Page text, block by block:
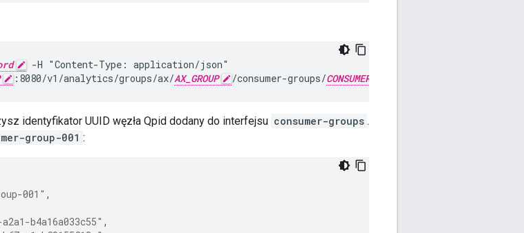
-H "Content-Type: application/json"
:8080/v1/analytics/groups/ax/AX_GROUP /consumer-groups/CONSUMER_GROUP
identyfikator UUID węzła Qpid dodany do interfejsu consumer-groups .
group-001 :
001" ,
b4a16a033c55" ,